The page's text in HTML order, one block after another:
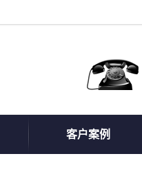
客户案例